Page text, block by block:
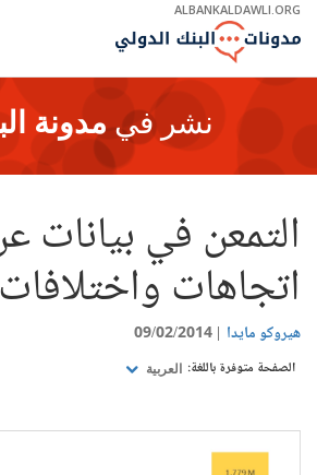
Skip
Main
ALBANKALDAWLI.ORG
نشر في مدونة
التمعن في بيانات
اتجاهات
هيروكو مايدا 09/02/2014
الصفحة متوفرة باللغة: العربية